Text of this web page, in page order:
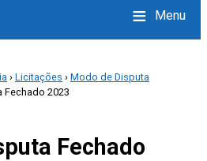
≡ Menu
› Licitações › Modo de Disputa
Fechado 2023
Fechado